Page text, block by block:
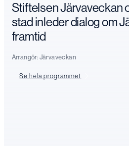
Stiftelsen Järvaveckan
stad inleder dialog om
framtid
Arrangör: Järvaveckan
Se hela programmet